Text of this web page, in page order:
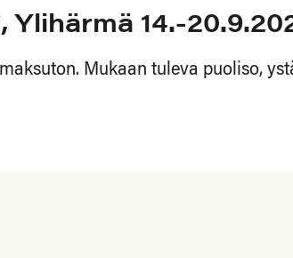
Ylihärmä 14.-
Mukaan tuleva puoliso,